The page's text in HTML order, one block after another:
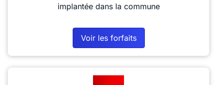
implantée dans la commune
Voir les forfaits